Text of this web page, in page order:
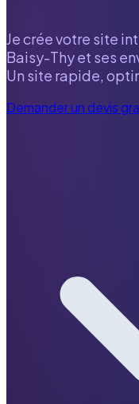
Je crée votre site
Baisy-Thyet ses
Un site rapide,
Demander un devis